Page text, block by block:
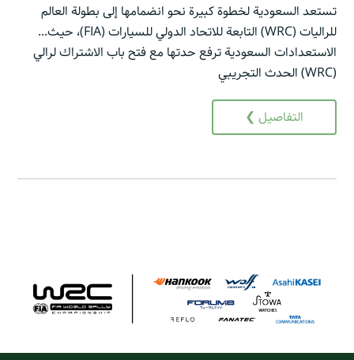
تستعد السعودية لخطوة كبيرة نحو انضمامها إلى بطولة العالم
للراليات (WRC) التابعة للاتحاد الدولي للسيارات (FIA)، حيث...
الاستعدادات السعودية ترفع حدتها مع فتح باب الاشتراك لرالي
(WRC) الحدث التجريبي
التفاصيل ❯